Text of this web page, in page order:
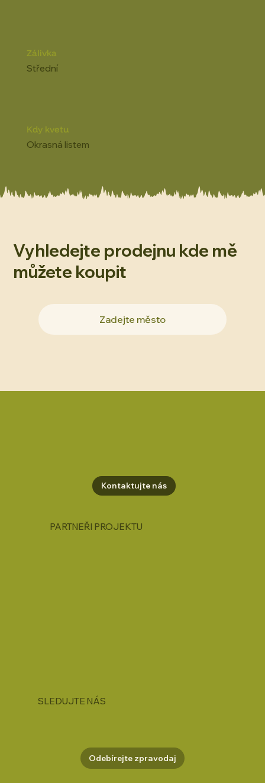
Zálivka
Střední
Kdy kvetu
Okrasná listem
Vyhledejte prodejnu kde mě
můžete koupit
Kontaktujte nás
PARTNEŘI PROJEKTU
SLEDUJTE NÁS
Odebírejte zpravodaj